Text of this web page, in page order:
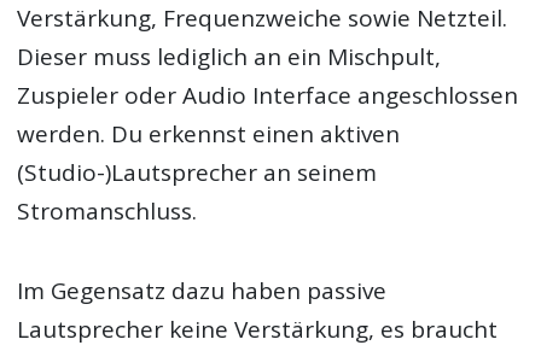
Verstärkung, Frequenzweiche sowie Netzteil.
Dieser muss lediglich an ein Mischpult,
Zuspieler oder Audio Interface angeschlossen
werden. Du erkennst einen aktiven
(Studio-)Lautsprecher an seinem
Stromanschluss.
Im Gegensatz dazu haben passive
Lautsprecher keine Verstärkung, es braucht